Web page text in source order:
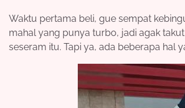
Waktu pertama beli, gue sempat
mahal yang punya turbo, jadi agak
seseram itu. Tapi ya, ada beberapa hal